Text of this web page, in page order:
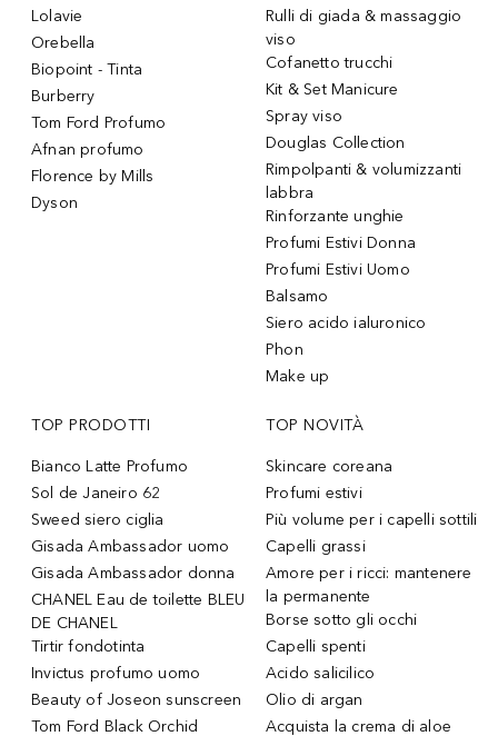
Lolavie
Orebella
Biopoint - Tinta
Burberry
Tom Ford Profumo
Afnan profumo
Florence by Mills
Dyson
Rulli di giada & massaggio
viso
Cofanetto trucchi
Kit & Set Manicure
Spray viso
Douglas Collection
Rimpolpanti & volumizzanti
labbra
Rinforzante unghie
Profumi Estivi Donna
Profumi Estivi Uomo
Balsamo
Siero acido ialuronico
Phon
Make up
TOP PRODOTTI
Bianco Latte Profumo
Sol de Janeiro 62
Sweed siero ciglia
Gisada Ambassador uomo
Gisada Ambassador donna
CHANEL Eau de toilette BLEU
DE CHANEL
Tirtir fondotinta
Invictus profumo uomo
Beauty of Joseon sunscreen
Tom Ford Black Orchid
TOP NOVITÀ
Skincare coreana
Profumi estivi
Più volume per i capelli sottili
Capelli grassi
Amore per i ricci: mantenere
la permanente
Borse sotto gli occhi
Capelli spenti
Acido salicilico
Olio di argan
Acquista la crema di aloe